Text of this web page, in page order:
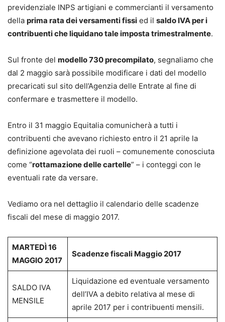
previdenziale INPS artigiani e commercianti il versamento
della prima rata dei versamenti fissi ed il saldo IVA per i
contribuenti che liquidano tale imposta trimestralmente.
Sul fronte del modello 730 precompilato, segnaliamo che
dal 2 maggio sarà possibile modificare i dati del modello
precaricati sul sito dell’Agenzia delle Entrate al fine di
confermare e trasmettere il modello.
Entro il 31 maggio Equitalia comunicherà a tutti i
contribuenti che avevano richiesto entro il 21 aprile la
definizione agevolata dei ruoli – comunemente conosciuta
come “rottamazione delle cartelle” – i conteggi con le
eventuali rate da versare.
Vediamo ora nel dettaglio il calendario delle scadenze
fiscali del mese di maggio 2017.
MARTEDÌ 16
MAGGIO 2017
Scadenze fiscali Maggio 2017
SALDO IVA
MENSILE
Liquidazione ed eventuale versamento
dell’IVA a debito relativa al mese di
aprile 2017 per i contribuenti mensili.